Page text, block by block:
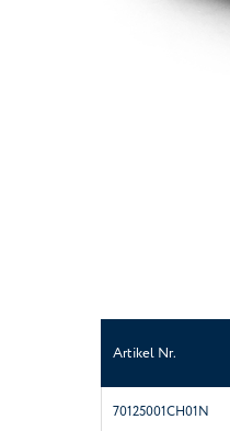
Artikel Nr.
70125001CH01N